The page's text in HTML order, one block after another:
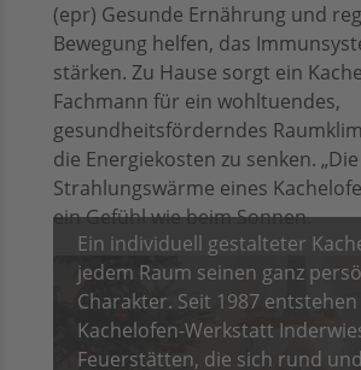
(epr) Gesunde Ernährung und
Bewegung helfen, das
stärken. Zu Hause sorgt ein
Fachmann für ein wohltuendes,
gesundheitsförderndes
die Energiekosten zu senken. „Die
Strahlungswärme eines
ein Gefühl wie beim Sonnen.
Ein individuell gestalteter
jedem Raum seinen ganz
Charakter. Seit 1987
Kachelofen-Werkstatt
Feuerstätten, die sich rund